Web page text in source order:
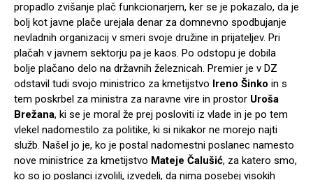
propadlo zvišanje plač funkcionarjem, ker se je pokazalo, da je
bolj kot javne plače urejala denar za domnevno spodbujanje
nevladnih organizacij v smeri svoje družine in prijateljev. Pri
plačah v javnem sektorju pa je kaos. Po odstopu je dobila
bolje plačano delo na državnih železnicah. Premier je v DZ
odstavil tudi svojo ministrico za kmetijstvo Ireno Šinko in s
tem poskrbel za ministra za naravne vire in prostor Uroša
Brežana, ki se je moral že prej posloviti iz vlade in je po tem
vlekel nadomestilo za politike, ki si nikakor ne morejo najti
služb. Našel jo je, ko je postal nadomestni poslanec namesto
nove ministrice za kmetijstvo Mateje Čalušić, za katero smo,
ko so jo poslanci izvolili, izvedeli, da nima posebej visokih